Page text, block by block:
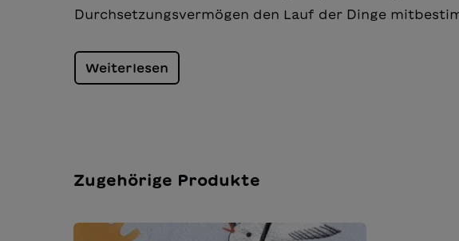
Durchsetzungsvermögen den Lauf der Dinge
Weiterlesen
Produktgalerie überspringen
Zugehörige Produkte